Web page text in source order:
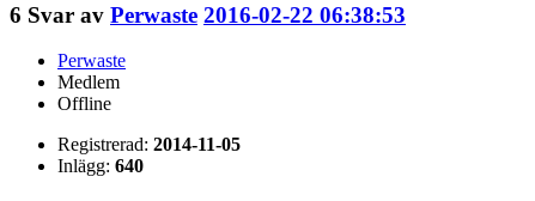
6 Svar av Perwaste 2016-02-22 06:38:53
Perwaste
Medlem
Offline
Registrerad: 2014-11-05
Inlägg: 640